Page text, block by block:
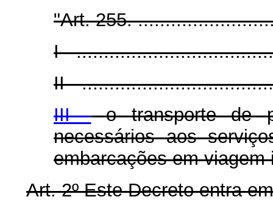
"Art. 255.
I -
II -
III -o transporte de
necessários aos
embarcações em viagem
Art. 2º Este Decreto entra